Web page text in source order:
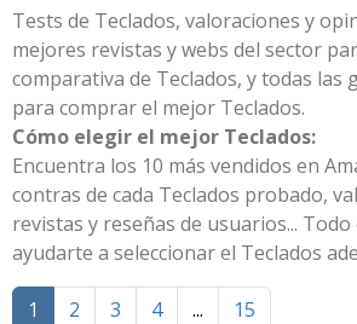
Tests de Teclados, valoraciones y
mejores revistas y webs del sector
comparativa de Teclados, y todas las
para comprar el mejor Teclados.
Cómo elegir el mejor Teclados:
Encuentra los 10 más vendidos en
contras de cada Teclados probado,
revistas y reseñas de usuarios...
ayudarte a seleccionar el Teclados
1 2 3 4 ... 15